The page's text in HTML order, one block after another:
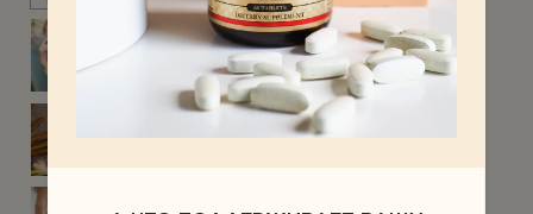
Внимание и память
Диета и детокс
Для детей
НАША ИСТОРИЯ